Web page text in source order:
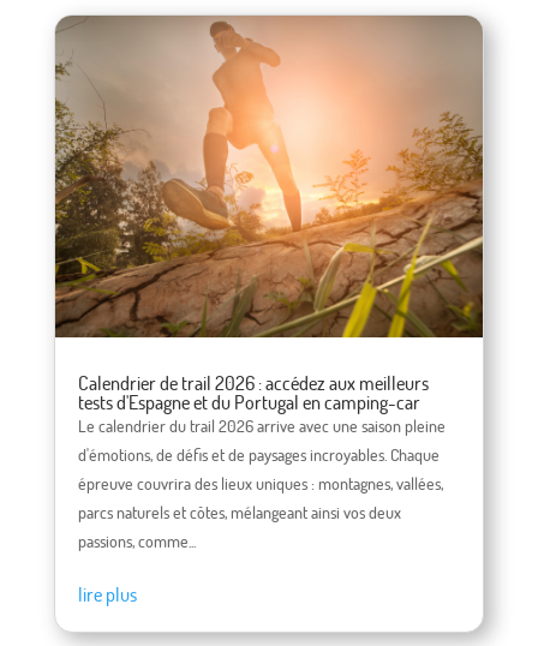
Calendrier de trail 2026 : accédez aux meilleurs
tests d'Espagne et du Portugal en camping-car
Le calendrier du trail 2026 arrive avec une saison pleine
d'émotions, de défis et de paysages incroyables. Chaque
épreuve couvrira des lieux uniques : montagnes, vallées,
parcs naturels et côtes, mélangeant ainsi vos deux
passions, comme...
lire plus